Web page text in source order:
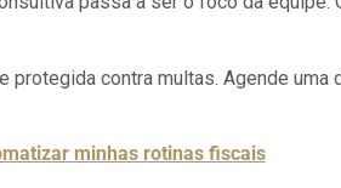
contra multas. Agende
minhas rotinas fiscais